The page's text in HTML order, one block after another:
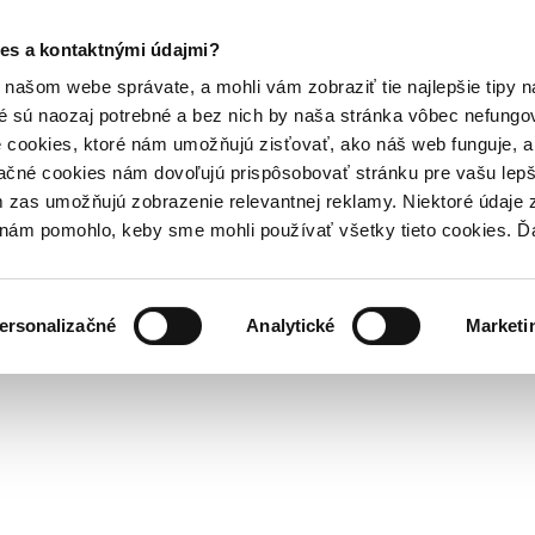
a kontaktnými údajmi?
webe správate, a mohli vám zobraziť tie najlepšie tipy
sú naozaj potrebné a bez nich by naša stránka vôbec
ktoré nám umožňujú zisťovať, ako náš web funguje,
cookies nám dovoľujú prispôsobovať stránku pre vašu
umožňujú zobrazenie relevantnej reklamy. Niektoré údaje
pomohlo, keby sme mohli používať všetky tieto cookies.
Analytické